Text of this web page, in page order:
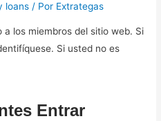
loans / Por Extrategas
los miembros del sitio web. Si
Si usted no es
Entrar